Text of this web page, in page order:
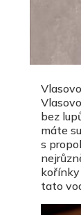
bez
máte
s
kořínky
tato